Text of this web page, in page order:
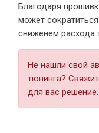
Благодаря
может
сниженем расхода
Не нашли свой
тюнинга?
для вас решение.